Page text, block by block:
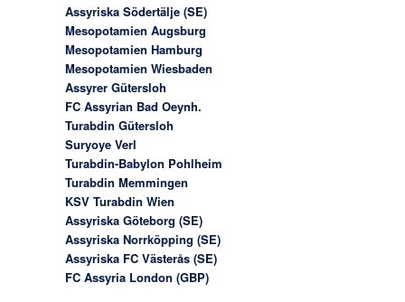
Assyriska Södertälje (SE)
Mesopotamien Augsburg
Mesopotamien Hamburg
Mesopotamien Wiesbaden
Assyrer Gütersloh
FC Assyrian Bad Oeynh.
Turabdin Gütersloh
Suryoye Verl
Turabdin-Babylon Pohlheim
Turabdin Memmingen
KSV Turabdin Wien
Assyriska Göteborg (SE)
Assyriska Norrköpping (SE)
Assyriska FC Västerås (SE)
FC Assyria London (GBP)